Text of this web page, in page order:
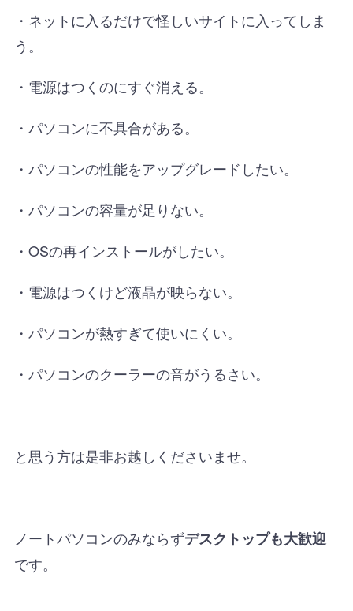
・ネットに入るだけで怪しいサイトに入ってしま
う。
・電源はつくのにすぐ消える。
・パソコンに不具合がある。
・パソコンの性能をアップグレードしたい。
・パソコンの容量が足りない。
・OSの再インストールがしたい。
・電源はつくけど液晶が映らない。
・パソコンが熱すぎて使いにくい。
・パソコンのクーラーの音がうるさい。
と思う方は是非お越しくださいませ。
ノートパソコンのみならずデスクトップも大歓迎
です。